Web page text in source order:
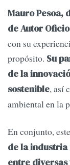
Mauro Pesoa,
de Autor
con su
propósito. Su
de la
sostenible, así
ambiental en la
En conjunto,
de la
entre diversas